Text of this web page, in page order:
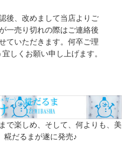
後、改めまして当店よりご
一売り切れの際はご連絡後
ていただきます。何卒ご理
しくお願い申し上げます。
で楽しめ、そして、何よりも、美
だるまが遂に発売♪